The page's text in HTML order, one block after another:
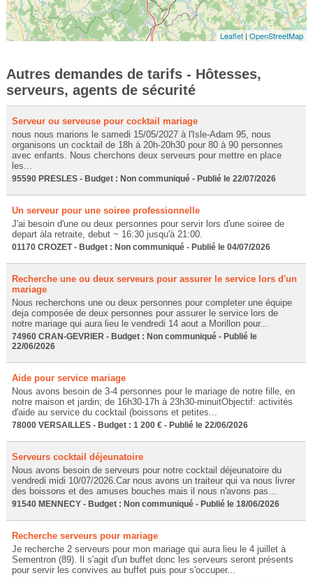
Leaflet |OpenStreetMap
Autres demandes de tarifs - Hôtesses,
serveurs, agents de sécurité
Serveur ou serveuse pour cocktail mariage
nous nous marions le samedi 15/05/2027 à l'Isle-Adam 95, nous
organisons un cocktail de 18h à 20h-20h30 pour 80 à 90 personnes
avec enfants. Nous cherchons deux serveurs pour mettre en place
les...
95590 PRESLES - Budget : Non communiqué - Publié le 22/07/2026
Un serveur pour une soiree professionnelle
J'ai besoin d'une ou deux personnes pour servir lors d'une soiree de
depart àla retraite, debut ~ 16:30 jusqu'à 21:00.
01170 CROZET - Budget : Non communiqué - Publié le 04/07/2026
Recherche une ou deux serveurs pour assurer le service lors d'un
mariage
Nous recherchons une ou deux personnes pour completer une équipe
deja composée de deux personnes pour assurer le service lors de
notre mariage qui aura lieu le vendredi 14 aout a Morillon pour...
74960 CRAN-GEVRIER - Budget : Non communiqué - Publié le
22/06/2026
Aide pour service mariage
Nous avons besoin de 3-4 personnes pour le mariage de notre fille, en
notre maison et jardin; de 16h30-17h à 23h30-minuitObjectif: activités
d'aide au service du cocktail (boissons et petites...
78000 VERSAILLES - Budget : 1 200 € - Publié le 22/06/2026
Serveurs cocktail déjeunatoire
Nous avons besoin de serveurs pour notre cocktail déjeunatoire du
vendredi midi 10/07/2026.Car nous avons un traiteur qui va nous livrer
des boissons et des amuses bouches mais il nous n'avons pas...
91540 MENNECY - Budget : Non communiqué - Publié le 18/06/2026
Recherche serveurs pour mariage
Je recherche 2 serveurs pour mon mariage qui aura lieu le 4 juillet à
Sementron (89). Il s'agit d'un buffet donc les serveurs seront présents
pour servir les convives au buffet puis pour s'occuper...